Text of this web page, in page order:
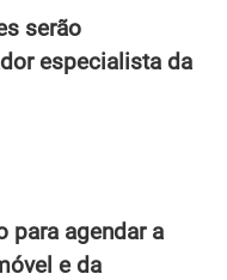
serão
especialista da
para agendar a
e da